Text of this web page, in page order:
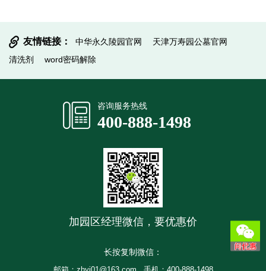
友情链接： 中华永久陵园官网
天津万寿园公墓官网
清洗剂
word密码解除
咨询服务热线
400-888-1498
加园区经理微信，要优惠价
长按复制微信：
提交信息